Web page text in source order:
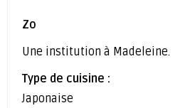
Zo
Une institution à Madeleine.
Type de cuisine :
Japonaise